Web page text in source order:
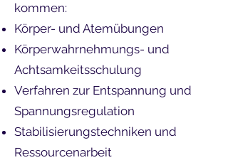
kommen:
Körper- und Atemübungen
Körperwahrnehmungs- und
Achtsamkeitsschulung
Verfahren zur Entspannung und
Spannungsregulation
Stabilisierungstechniken und
Ressourcenarbeit